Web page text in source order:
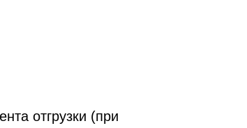
отгрузки (при